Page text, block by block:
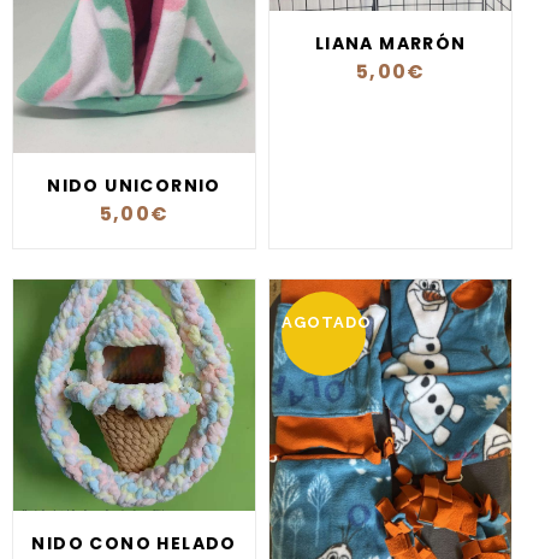
NIDO UNICORNIO
5,00€
LIANA MARRÓN
5,00€
NIDO CONO HELADO
AGOTADO